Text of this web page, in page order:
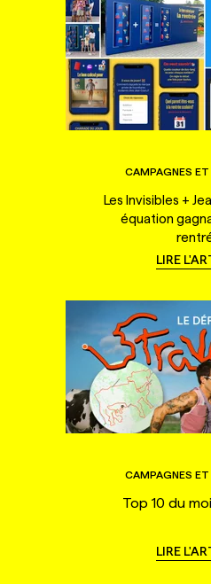
CAMPAGNES
Les Invisibles +
équation
LIRE
CAMPAGNES
Top 10 du
LIRE